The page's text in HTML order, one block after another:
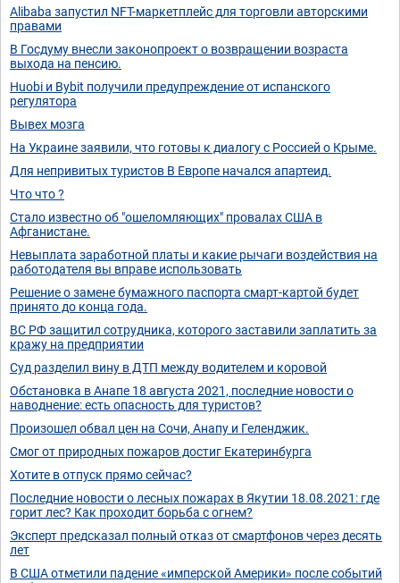
Alibaba запустил NFT-маркетплейс для торговли авторскими
правами
В Госдуму внесли законопроект о возвращении возраста
выхода на пенсию.
Huobi и Bybit получили предупреждение от испанского
регулятора
Вывех мозга
На Украине заявили, что готовы к диалогу с Россией о Крыме.
Для непривитых туристов В Европе начался апартеид.
Что что ?
Стало известно об "ошеломляющих" провалах США в
Афганистане.
Невыплата заработной платы и какие рычаги воздействия на
работодателя вы вправе использовать
Решение о замене бумажного паспорта смарт-картой будет
принято до конца года.
ВС РФ защитил сотрудника, которого заставили заплатить за
кражу на предприятии
Суд разделил вину в ДТП между водителем и коровой
Обстановка в Анапе 18 августа 2021, последние новости о
наводнение: есть опасность для туристов?
Произошел обвал цен на Сочи, Анапу и Геленджик.
Смог от природных пожаров достиг Екатеринбурга
Хотите в отпуск прямо сейчас?
Последние новости о лесных пожарах в Якутии 18.08.2021: где
горит лес? Как проходит борьба с огнем?
Эксперт предсказал полный отказ от смартфонов через десять
лет
В США отметили падение «имперской Америки» после событий